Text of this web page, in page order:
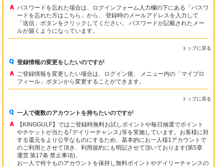
パスワードを忘れた場合は、ログインフォーム入力欄の下にある「パスワ
ードを忘れた方はこちら」から、 登録時のメールアドレスを入力して
「送信」ボタンをクリックしてください。 パスワードが記載されたメー
ルが届くようになっています。
トップに戻る
登録情報の変更をしたいのですが
ご登録情報を変更したい場合は、ログイン後、 メニュー内の「マイプロ
フィール」ボタンから変更することができます。
トップに戻る
一人で複数のアカウントを持ちたいのですが
【KINGGULF】ではご登録時無料お試しポイントや毎日抽選でポイント
やチケットが当たる｢デイリーチャンス｣等を実施しています。お客様に対
する還元をより公平なものにするため、基本的にお一人様1アカウントで
のご利用とさせて頂き、利用規約にも明記させて頂いております(第5章
運営 第17条 禁止事項)。
お一人で何十ものアカウントを保持し無料ポイントやデイリーチャンスの